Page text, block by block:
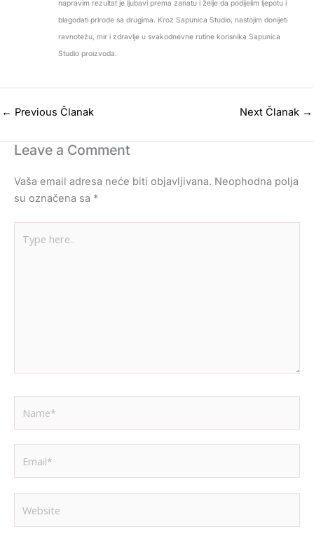
napravim rezultat je ljubavi prema zanatu i želje da podijelim ljepotu i
blagodati prirode sa drugima. Kroz Sapunica Studio, nastojim donijeti
ravnotežu, mir i zdravlje u svakodnevne rutine korisnika Sapunica
Studio proizvoda.
← Previous Članak Next Članak →
Leave a Comment
Vaša email adresa neće biti objavljivana. Neophodna polja
su označena sa *
here..